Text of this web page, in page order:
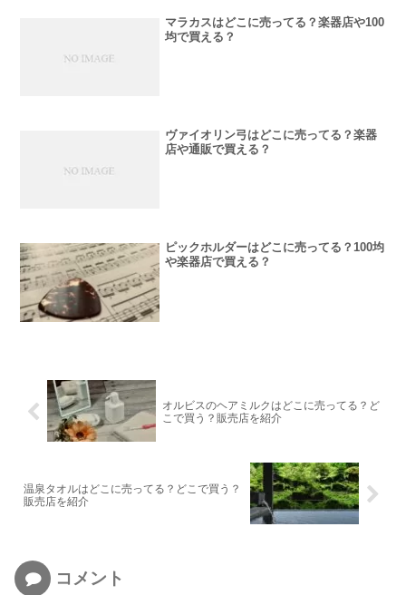
マラカスはどこに売ってる？楽器店や100
均で買える？
ヴァイオリン弓はどこに売ってる？楽器
店や通販で買える？
ピックホルダーはどこに売ってる？100均
や楽器店で買える？
オルビスのヘアミルクはどこに売ってる？ど
こで買う？販売店を紹介
温泉タオルはどこに売ってる？どこで買う？
販売店を紹介
コメント